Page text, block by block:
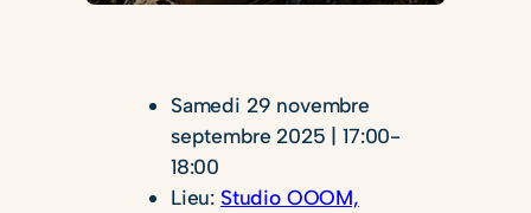
Samedi 29 novembre
septembre 2025 | 17:00-
18:00
Lieu: Studio OOOM,